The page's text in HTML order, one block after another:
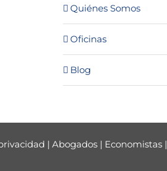
Quiénes Somos
Oficinas
Blog
| Abogados| Economistas|